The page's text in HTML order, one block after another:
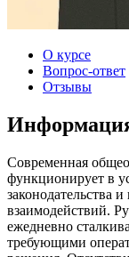
О курсе
Вопрос-ответ
Отзывы
Современная
функционирует в
законодательства
взаимодействий.
ежедневно
требующими